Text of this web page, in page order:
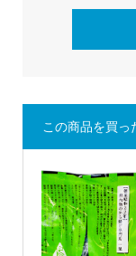
この商品を買っ